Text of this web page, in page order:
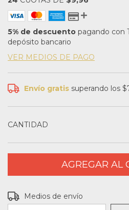
5% de descuento pagando con
depósito bancario
VER MEDIOS DE PAGO
Envío gratis superando los
CANTIDAD
Entregas para el CP:
Medios de envío